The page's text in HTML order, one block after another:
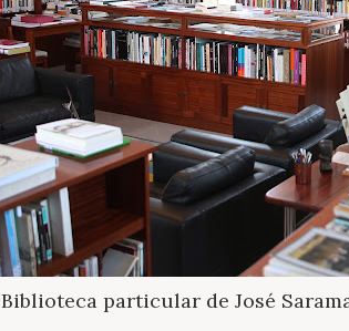
Biblioteca particular de José